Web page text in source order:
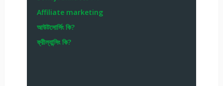
Affiliate marketing
আউটসোর্সিং কি?
ফ্রীল্যান্সিং কি?